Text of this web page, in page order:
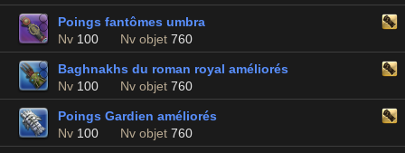
Poings fantômes umbra
Nv 100 Nv objet 760
Baghnakhs du roman royal améliorés
Nv 100 Nv objet 760
Poings Gardien améliorés
Nv 100 Nv objet 760